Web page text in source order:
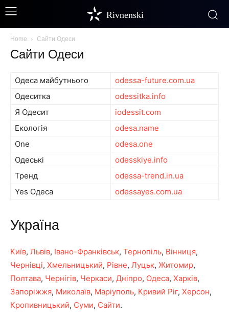
Rivnenski
Home Сайти Одеси
Сайти Одеси
Одеса майбутнього
odessa-future.com.ua
Одеситка
odessitka.info
Я Одесит
iodessit.com
Екологія
odesa.name
One
odesa.one
Одеські
odesskiye.info
Тренд
odessa-trend.in.ua
Yes Одеса
odessayes.com.ua
Україна
Київ, Львів, Івано-Франківськ, Тернопіль, Вінниця,
Чернівці, Хмельницький, Рівне, Луцьк, Житомир,
Полтава, Чернігів, Черкаси, Дніпро, Одеса, Харків,
Запоріжжя, Миколаїв, Маріуполь, Кривий Ріг, Херсон,
Кропивницький, Суми, Сайти.